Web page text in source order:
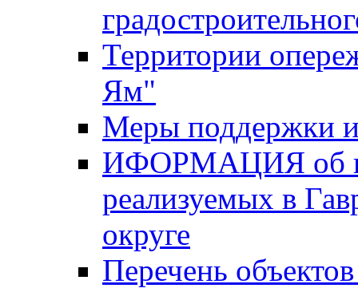
Территории
Ям"
Меры поддержки
ИФОРМАЦИЯ об
реализуемых в
округе
Перечень